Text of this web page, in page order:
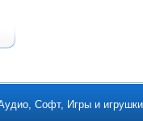
Софт, Игры и